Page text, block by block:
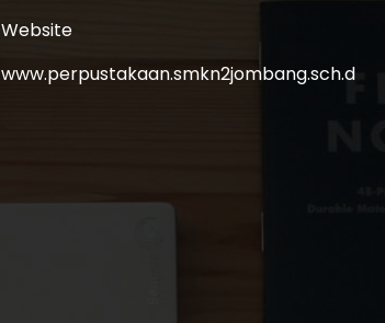
Website
www.perpustakaan.smkn2jombang.sch.d